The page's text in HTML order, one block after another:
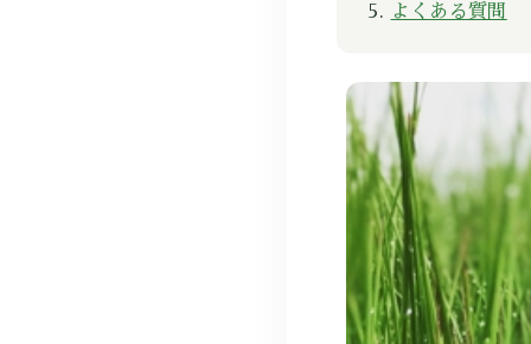
よくある質問